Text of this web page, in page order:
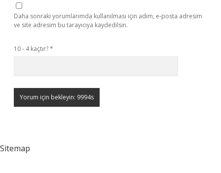
Daha sonraki yorumlarımda kullanılması için adım, e-posta adresim
ve site adresim bu tarayıcıya kaydedilsin.
10 - 4 kaçtır?*
Sitemap